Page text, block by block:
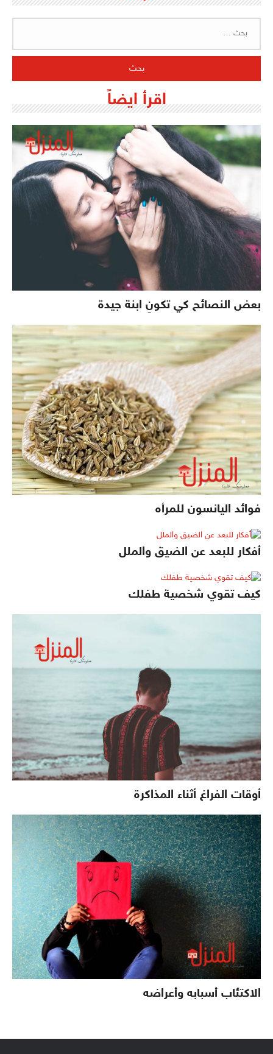
اقرأ ايضاً
بعض النصائح كي تكونِ ابنة جيدة
فوائد اليانسون للمرأه
أفكار للبعد عن الضيق والملل
كيف تقوي شخصية طفلك
أوقات الفراغ أثناء المذاكرة
الاكتئاب أسبابه وأعراضه